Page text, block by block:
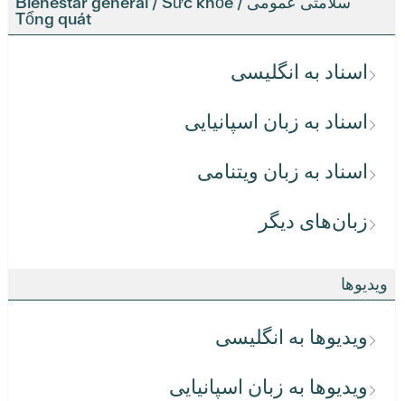
Tổng quát
اسناد به انگلیسی
اسناد به زبان اسپانیایی
اسناد به زبان ویتنامی
زبان‌های دیگر
ویدیوها
ویدیوها به انگلیسی
ویدیوها به زبان اسپانیایی